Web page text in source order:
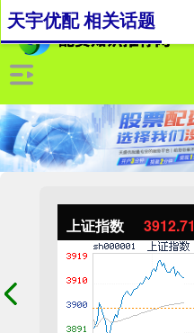
上证指数 3912.71
天宇优配 相关话题